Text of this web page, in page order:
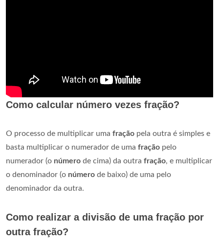
Como calcular número vezes fração?
O processo de multiplicar uma fração pela outra é simples e
basta multiplicar o numerador de uma fração pelo
numerador (o número de cima) da outra fração, e multiplicar
o denominador (o número de baixo) de uma pelo
denominador da outra.
Como realizar a divisão de uma fração por
outra fração?